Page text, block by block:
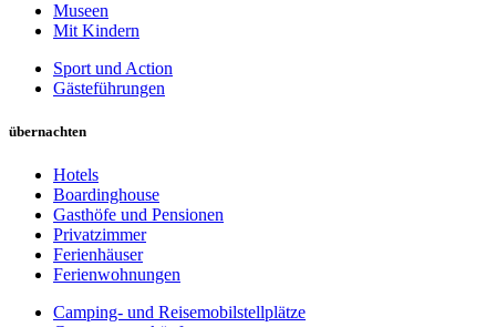
Museen
Mit Kindern
Sport und Action
Gästeführungen
übernachten
Hotels
Boardinghouse
Gasthöfe und Pensionen
Privatzimmer
Ferienhäuser
Ferienwohnungen
Camping- und Reisemobilstellplätze